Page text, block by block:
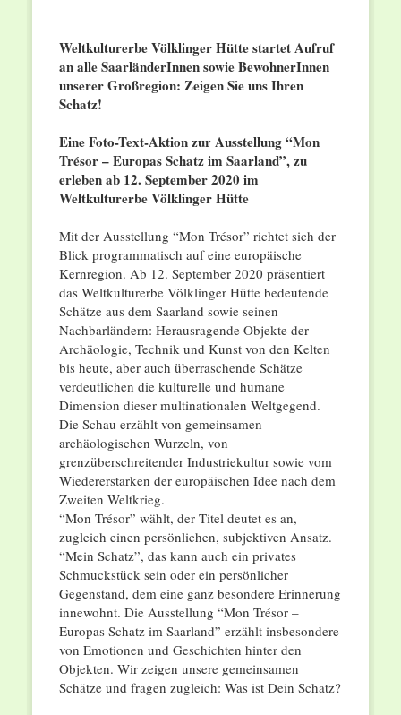
Weltkulturerbe Völklinger Hütte startet Aufruf
an alle SaarländerInnen sowie BewohnerInnen
unserer Großregion: Zeigen Sie uns Ihren
Schatz!
Eine Foto-Text-Aktion zur Ausstellung “Mon
Trésor – Europas Schatz im Saarland”, zu
erleben ab 12. September 2020 im
Weltkulturerbe Völklinger Hütte
Mit der Ausstellung “Mon Trésor” richtet sich der
Blick programmatisch auf eine europäische
Kernregion. Ab 12. September 2020 präsentiert
das Weltkulturerbe Völklinger Hütte bedeutende
Schätze aus dem Saarland sowie seinen
Nachbarländern: Herausragende Objekte der
Archäologie, Technik und Kunst von den Kelten
bis heute, aber auch überraschende Schätze
verdeutlichen die kulturelle und humane
Dimension dieser multinationalen Weltgegend.
Die Schau erzählt von gemeinsamen
archäologischen Wurzeln, von
grenzüberschreitender Industriekultur sowie vom
Wiedererstarken der europäischen Idee nach dem
Zweiten Weltkrieg.
“Mon Trésor” wählt, der Titel deutet es an,
zugleich einen persönlichen, subjektiven Ansatz.
“Mein Schatz”, das kann auch ein privates
Schmuckstück sein oder ein persönlicher
Gegenstand, dem eine ganz besondere Erinnerung
innewohnt. Die Ausstellung “Mon Trésor –
Europas Schatz im Saarland” erzählt insbesondere
von Emotionen und Geschichten hinter den
Objekten. Wir zeigen unsere gemeinsamen
Schätze und fragen zugleich: Was ist Dein Schatz?